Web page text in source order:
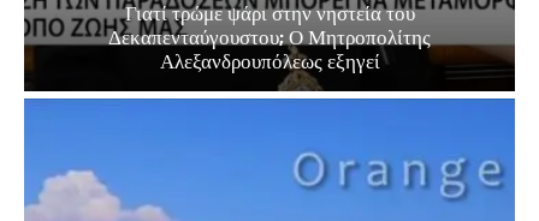
Γιατί τρώμε ψάρι στην νηστεία του
Δεκαπενταύγουστου; Ο Μητροπολίτης
Αλεξανδρουπόλεως εξηγεί